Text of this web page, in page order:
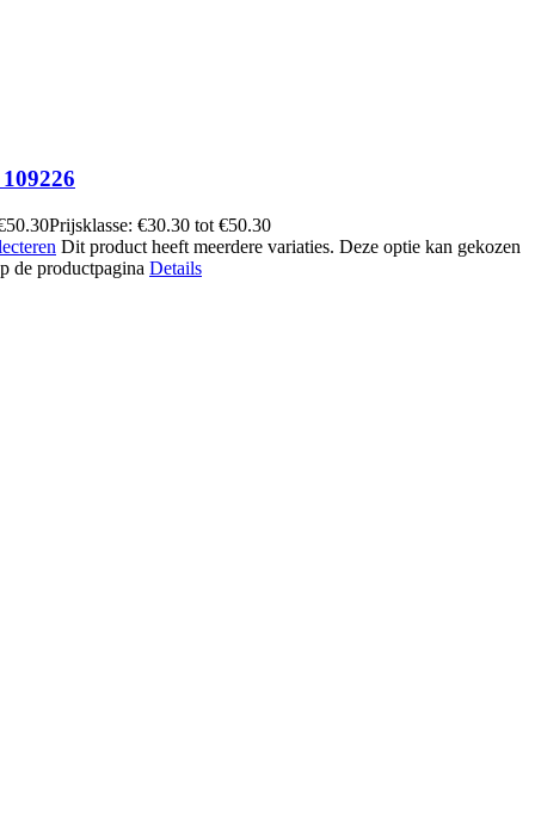
50.30Prijsklasse: €30.30 tot €50.30
Dit product heeft meerdere variaties. Deze optie kan gekozen
de productpagina Details